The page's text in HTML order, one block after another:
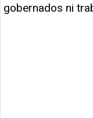
gobernados ni